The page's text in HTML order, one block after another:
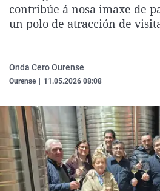
contribúe á nosa imaxe de
un polo de atracción de
Onda Cero Ourense
Ourense 11.05.2026 08:08